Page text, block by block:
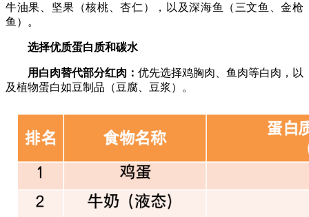
牛油果、坚果（核桃、杏仁），以及深海鱼（三文鱼、金枪
鱼）。
选择优质蛋白质和碳水
用白肉替代部分红肉： 优先选择鸡胸肉、鱼肉等白肉，以
及植物蛋白如豆制品（豆腐、豆浆）。